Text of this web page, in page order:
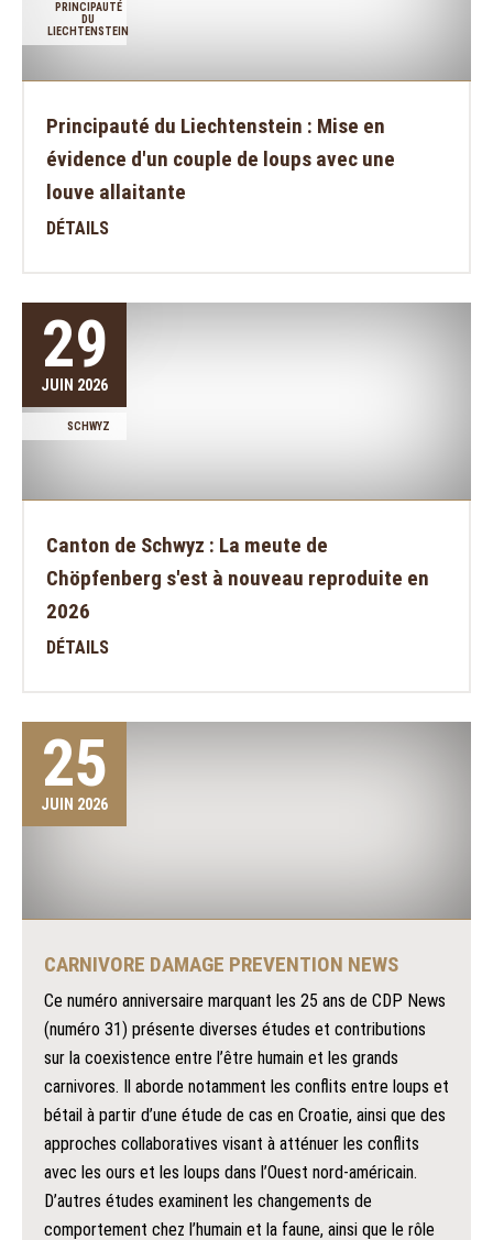
PRINCIPAUTÉ
DU
LIECHTENSTEIN
Principauté du Liechtenstein : Mise en
évidence d'un couple de loups avec une
louve allaitante
DÉTAILS
29
JUIN 2026
SCHWYZ
Canton de Schwyz : La meute de
Chöpfenberg s'est à nouveau reproduite en
2026
DÉTAILS
25
JUIN 2026
CARNIVORE DAMAGE PREVENTION NEWS
Ce numéro anniversaire marquant les 25 ans de CDP News
(numéro 31) présente diverses études et contributions
sur la coexistence entre l’être humain et les grands
carnivores. Il aborde notamment les conflits entre loups et
bétail à partir d’une étude de cas en Croatie, ainsi que des
approches collaboratives visant à atténuer les conflits
avec les ours et les loups dans l’Ouest nord-américain.
D’autres études examinent les changements de
comportement chez l’humain et la faune, ainsi que le rôle